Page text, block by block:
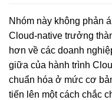
Nhóm này không phản
Cloud-native trưởng
hơn về các doanh
giữa của hành trình
chuẩn hóa ở mức cơ
tiến lên một cách chắc